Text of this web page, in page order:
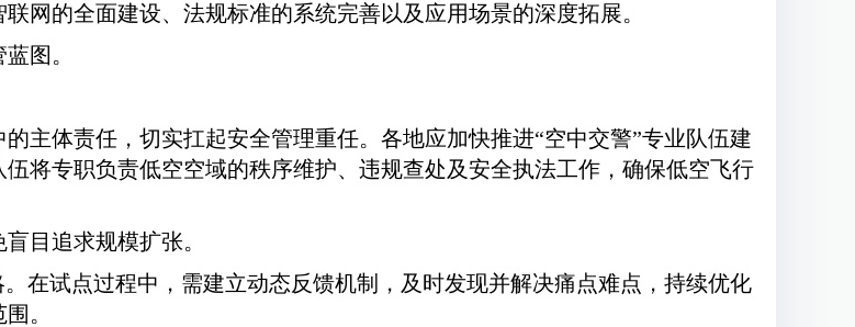
网的全面建设、法规标准的系统完善以及应用场景的深度拓展。
图。
主体责任，切实扛起安全管理重任。各地应加快推进“空中交警”专业队伍建
将专职负责低空空域的秩序维护、违规查处及安全执法工作，确保低空飞行
目追求规模扩张。
在试点过程中，需建立动态反馈机制，及时发现并解决痛点难点，持续优化
。